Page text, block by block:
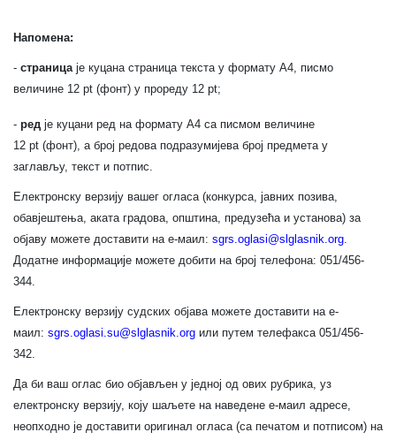
Напомена:
- страница је куцана страница текста у формату А4, писмо
величине 12 pt (фонт) у прореду 12 pt;
- ред је куцани ред на формату А4 са писмом величине
12 pt (фонт), а број редова подразумијева број предмета у
заглављу, текст и потпис.
Електронску верзију вашег огласа (конкурса, јавних позива,
обавјештења, аката градова, општина, предузећа и установа) за
објаву можете доставити на е-маил: sgrs.oglasi@slglasnik.org.
Додатне информације можете добити на број телефона: 051/456-
344.
Електронску верзију судских објава можете доставити на е-
маил: sgrs.oglasi.su@slglasnik.org или путем телефакса 051/456-
342.
Да би ваш оглас био објављен у једној од ових рубрика, уз
електронску верзију, коју шаљете на наведене е-маил адресе,
неопходно је доставити оригинал огласа (са печатом и потписом) на